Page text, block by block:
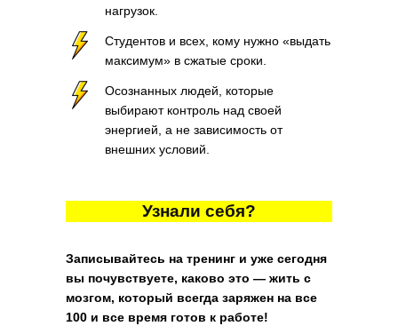
нагрузок.
Студентов и всех, кому нужно «выдать
максимум» в сжатые сроки.
Осознанных людей, которые
выбирают контроль над своей
энергией, а не зависимость от
внешних условий.
Узнали себя?
Записывайтесь на тренинг и уже сегодня
вы почувствуете, каково это — жить с
мозгом, который всегда заряжен на все
100 и все время готов к работе!